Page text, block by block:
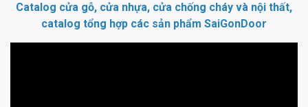
Catalog cửa gỗ, cửa nhựa, cửa chống cháy và nội thất,
catalog tổng hợp các sản phẩm SaiGonDoor